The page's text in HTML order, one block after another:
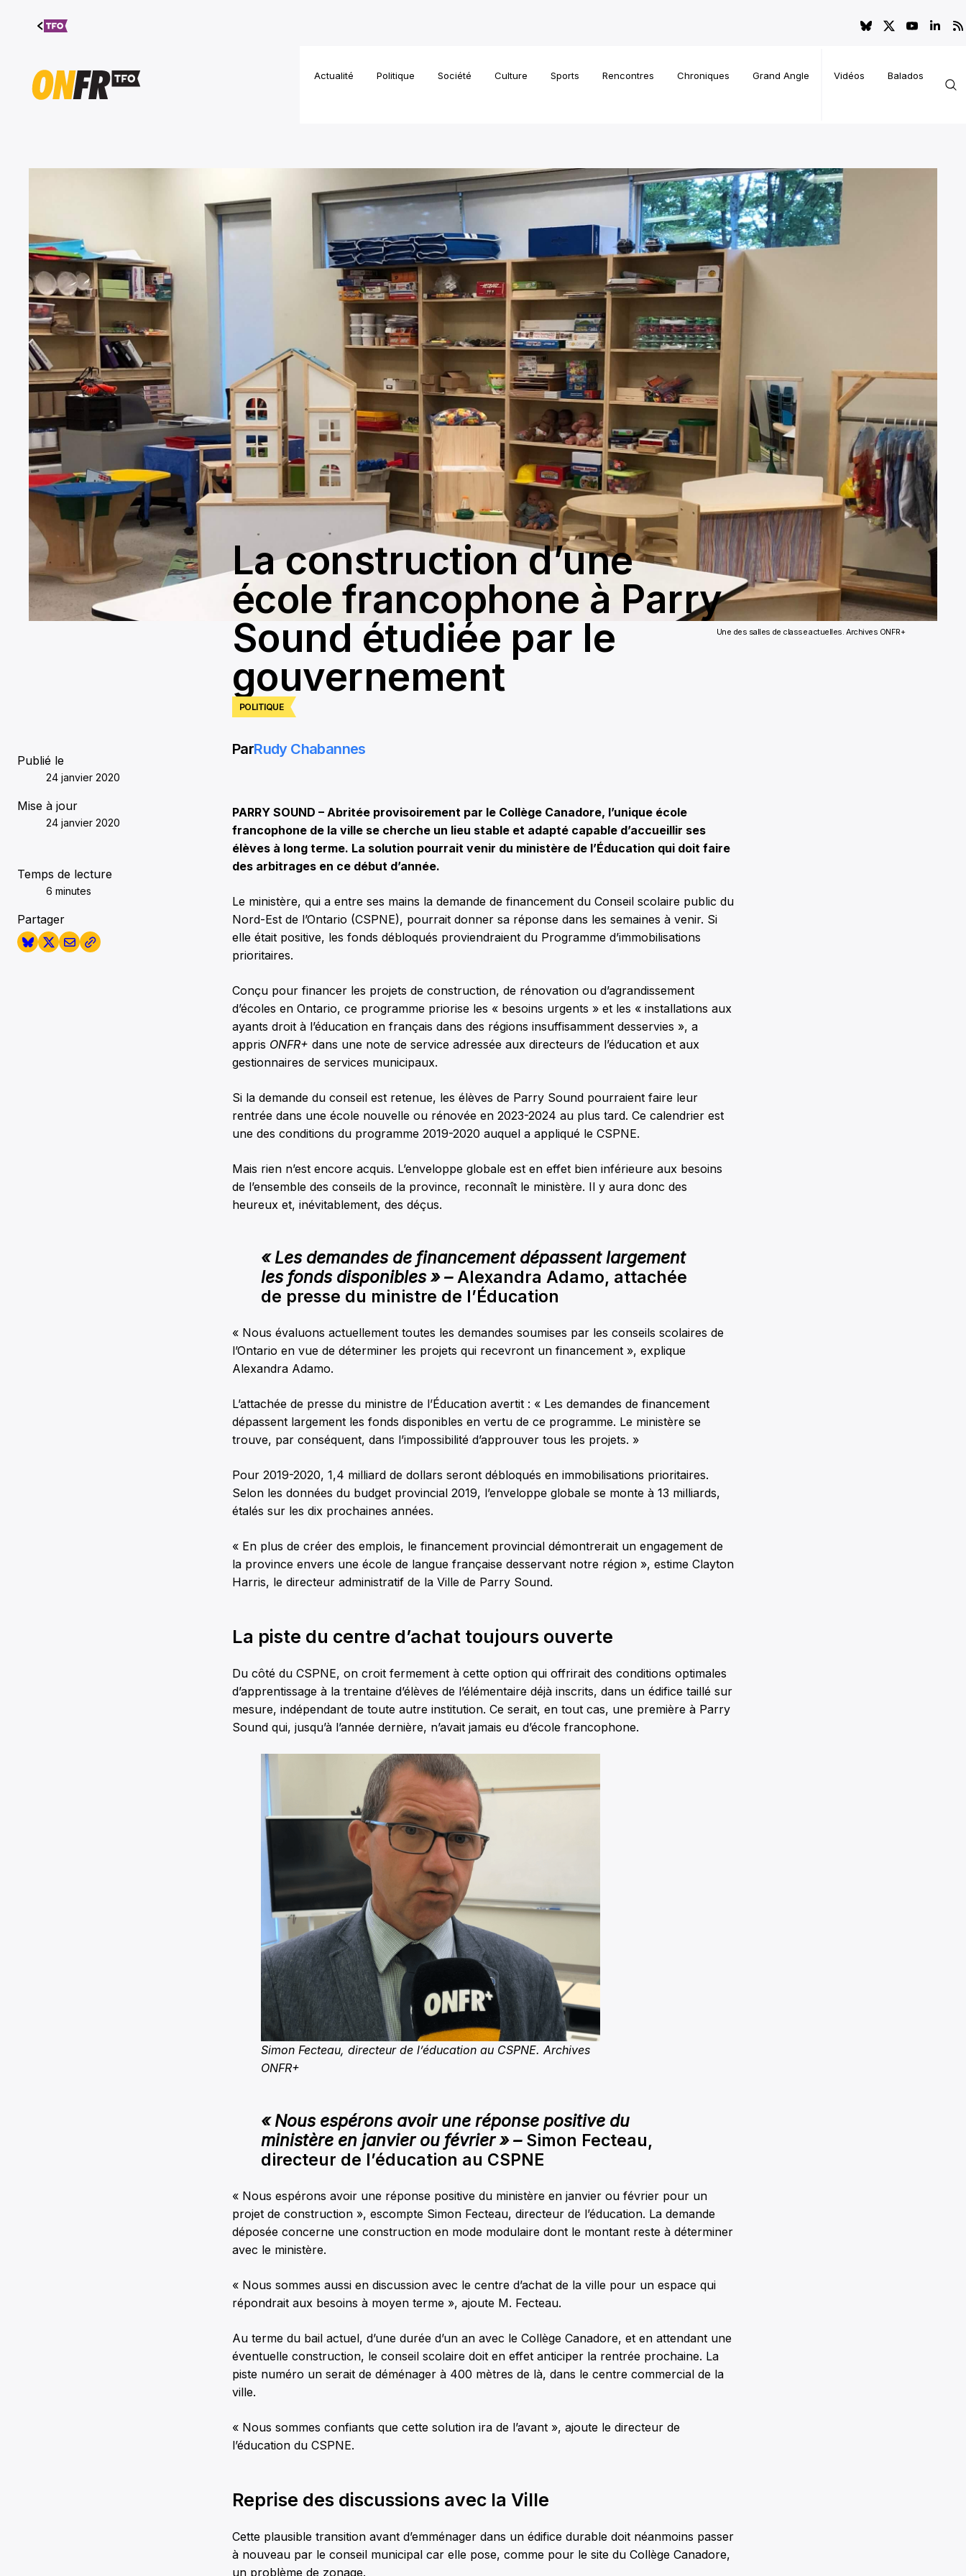
Aller au
contenu
Actualité Politique Société Culture Sports Rencontres Chroniques Grand Angle Vidéos Balados
Une des salles de classe actuelles. Archives ONFR+
POLITIQUE
La construction d’une
école francophone à Parry
Sound étudiée par le
gouvernement
Publié le
24 janvier 2020
Mise à jour
24 janvier 2020
Temps de lecture
6 minutes
Partager
ParRudy Chabannes
PARRY SOUND – Abritée provisoirement par le Collège Canadore, l’unique école
francophone de la ville se cherche un lieu stable et adapté capable d’accueillir ses
élèves à long terme. La solution pourrait venir du ministère de l’Éducation qui doit faire
des arbitrages en ce début d’année.
Le ministère, qui a entre ses mains la demande de financement du Conseil scolaire public du
Nord-Est de l’Ontario (CSPNE), pourrait donner sa réponse dans les semaines à venir. Si
elle était positive, les fonds débloqués proviendraient du Programme d’immobilisations
prioritaires.
Conçu pour financer les projets de construction, de rénovation ou d’agrandissement
d’écoles en Ontario, ce programme priorise les « besoins urgents » et les « installations aux
ayants droit à l’éducation en français dans des régions insuffisamment desservies », a
appris ONFR+ dans une note de service adressée aux directeurs de l’éducation et aux
gestionnaires de services municipaux.
Si la demande du conseil est retenue, les élèves de Parry Sound pourraient faire leur
rentrée dans une école nouvelle ou rénovée en 2023-2024 au plus tard. Ce calendrier est
une des conditions du programme 2019-2020 auquel a appliqué le CSPNE.
Mais rien n’est encore acquis. L’enveloppe globale est en effet bien inférieure aux besoins
de l’ensemble des conseils de la province, reconnaît le ministère. Il y aura donc des
heureux et, inévitablement, des déçus.
« Les demandes de financement dépassent largement
les fonds disponibles » –Alexandra Adamo, attachée
de presse du ministre de l’Éducation
« Nous évaluons actuellement toutes les demandes soumises par les conseils scolaires de
l’Ontario en vue de déterminer les projets qui recevront un financement », explique
Alexandra Adamo.
L’attachée de presse du ministre de l’Éducation avertit : « Les demandes de financement
dépassent largement les fonds disponibles en vertu de ce programme. Le ministère se
trouve, par conséquent, dans l’impossibilité d’approuver tous les projets. »
Pour 2019-2020, 1,4 milliard de dollars seront débloqués en immobilisations prioritaires.
Selon les données du budget provincial 2019, l’enveloppe globale se monte à 13 milliards,
étalés sur les dix prochaines années.
« En plus de créer des emplois, le financement provincial démontrerait un engagement de
la province envers une école de langue française desservant notre région », estime Clayton
Harris, le directeur administratif de la Ville de Parry Sound.
La piste du centre d’achat toujours ouverte
Du côté du CSPNE, on croit fermement à cette option qui offrirait des conditions optimales
d’apprentissage à la trentaine d’élèves de l’élémentaire déjà inscrits, dans un édifice taillé sur
mesure, indépendant de toute autre institution. Ce serait, en tout cas, une première à Parry
Sound qui, jusqu’à l’année dernière, n’avait jamais eu d’école francophone.
Simon Fecteau, directeur de l’éducation au CSPNE. Archives
ONFR+
« Nous espérons avoir une réponse positive du
ministère en janvier ou février » – Simon Fecteau,
directeur de l’éducation au CSPNE
« Nous espérons avoir une réponse positive du ministère en janvier ou février pour un
projet de construction », escompte Simon Fecteau, directeur de l’éducation. La demande
déposée concerne une construction en mode modulaire dont le montant reste à déterminer
avec le ministère.
« Nous sommes aussi en discussion avec le centre d’achat de la ville pour un espace qui
répondrait aux besoins à moyen terme », ajoute M. Fecteau.
Au terme du bail actuel, d’une durée d’un an avec le Collège Canadore, et en attendant une
éventuelle construction, le conseil scolaire doit en effet anticiper la rentrée prochaine. La
piste numéro un serait de déménager à 400 mètres de là, dans le centre commercial de la
ville.
« Nous sommes confiants que cette solution ira de l’avant », ajoute le directeur de
l’éducation du CSPNE.
Reprise des discussions avec la Ville
Cette plausible transition avant d’emménager dans un édifice durable doit néanmoins passer
à nouveau par le conseil municipal car elle pose, comme pour le site du Collège Canadore,
un problème de zonage.